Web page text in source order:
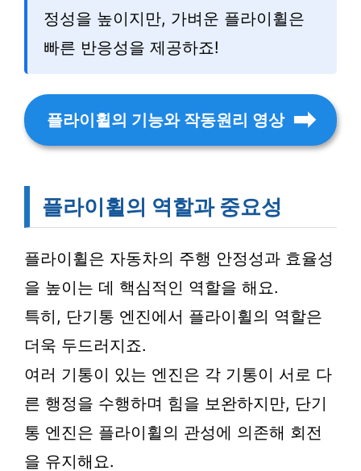
정성을 높이지만, 가벼운 플라이휠은
빠른 반응성을 제공하죠!
플라이휠의 기능와 작동원리 영상
플라이휠의 역할과 중요성
플라이휠은 자동차의 주행 안정성과 효율성
을 높이는 데 핵심적인 역할을 해요.
특히, 단기통 엔진에서 플라이휠의 역할은
더욱 두드러지죠.
여러 기통이 있는 엔진은 각 기통이 서로 다
른 행정을 수행하며 힘을 보완하지만, 단기
통 엔진은 플라이휠의 관성에 의존해 회전
을 유지해요.